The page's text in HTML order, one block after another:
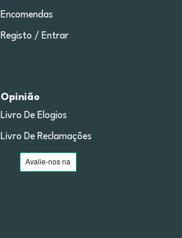
Encomendas
Registo / Entrar
Opinião
Livro De Elogios
Livro De Reclamações